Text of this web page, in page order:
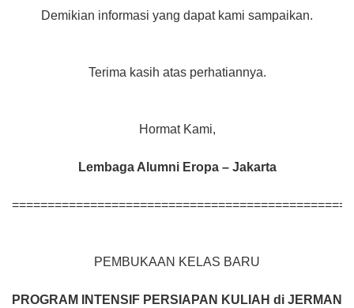
Demikian informasi yang dapat kami sampaikan.
Terima kasih atas perhatiannya.
Hormat Kami,
Lembaga Alumni Eropa – Jakarta
PEMBUKAAN KELAS BARU
PROGRAM INTENSIF PERSIAPAN KULIAH di JERMAN